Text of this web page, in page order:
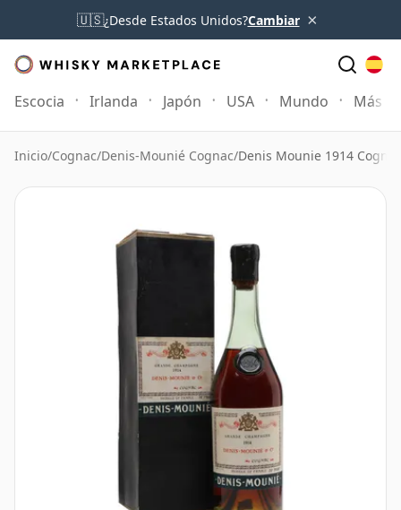
🇺🇸¿Desde Estados Unidos?Cambiar ×
Escocia Irlanda Japón USA Mundo Más
Inicio/Cognac/Denis-Mounié Cognac/Denis Mounie 1914